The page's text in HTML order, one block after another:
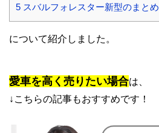
5 スバルフォレスター新型のまとめ
について紹介しました。
愛車を高く売りたい場合は、
↓こちらの記事もおすすめです！